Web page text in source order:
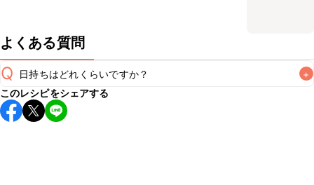
よくある質問
Q 日持ちはどれくらいですか？ +
保存期間は冷蔵で翌日中が目安です。なるべくお早めにお召
し上がりください。
このレシピをシェアする